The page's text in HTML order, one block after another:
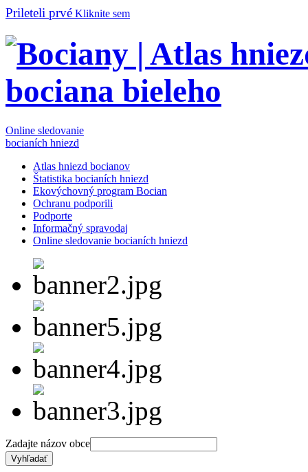
Prileteli prvé Kliknite sem
Online sledovanie
bocianích hniezd
Atlas hniezd bocianov
Štatistika bocianích hniezd
Ekovýchovný program Bocian
Ochranu podporili
Podporte
Informačný spravodaj
Online sledovanie bocianích hniezd
Zadajte názov obce